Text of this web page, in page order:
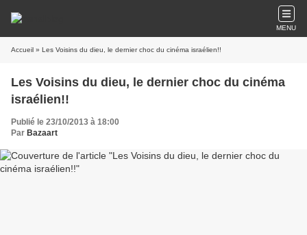
MENU
Accueil » Les Voisins du dieu, le dernier choc du cinéma israélien!!
Les Voisins du dieu, le dernier choc du cinéma
israélien!!
Publié le 23/10/2013 à 18:00
Par Bazaart